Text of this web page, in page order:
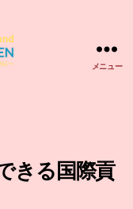
メニュー
きる国際貢